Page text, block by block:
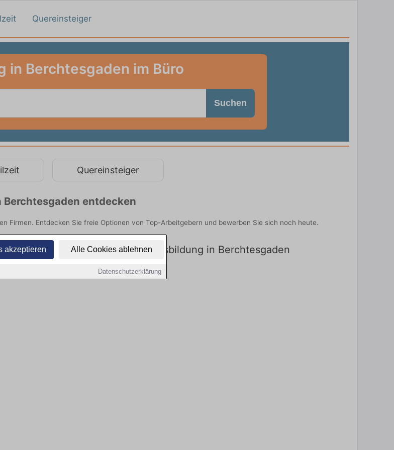
akzeptieren Alle Cookies ablehnen
Datenschutzerklärung
Quereinsteiger
in Berchtesgaden im Büro
Suchen
Quereinsteiger
entdecken
Firmen. Entdecken Sie freie Optionen von Top-Arbeitgebern und bewerben Sie sich noch heute.
es keine Stellenangebote für Ausbildung in Berchtesgaden